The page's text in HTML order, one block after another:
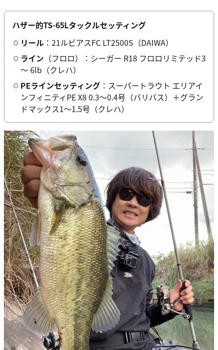
ハザー的TS-65Lタックルセッティング
リール ：21ルビアスFC LT2500S（DAIWA）
ライン （フロロ）：シーガー R18 フロロリミテッド3
～ 6lb（クレハ）
PEラインセッティング ：スーパートラウト エリアイ
ンフィニティPE X8 0.3～0.4号（バリバス）＋グラン
ドマックス1～1.5号（クレハ）